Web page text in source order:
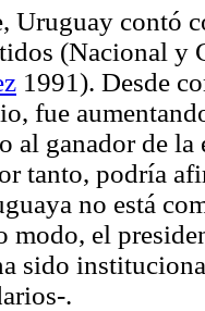
Uruguay contó
(Nacional y
1991). Desde
fue
al ganador de
tanto, podría
no está
modo, el
sido
.